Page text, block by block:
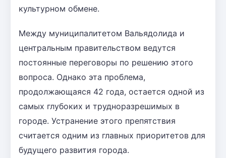
культурном обмене.
Между муниципалитетом Вальядолида и
центральным правительством ведутся
постоянные переговоры по решению этого
вопроса. Однако эта проблема,
продолжающаяся 42 года, остается одной из
самых глубоких и трудноразрешимых в
городе. Устранение этого препятствия
считается одним из главных приоритетов для
будущего развития города.